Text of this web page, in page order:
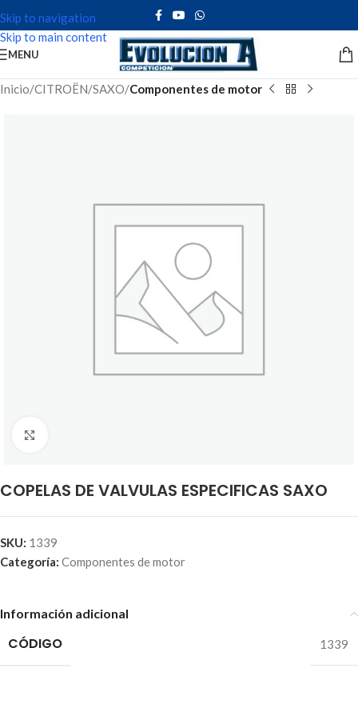
Skip to navigation
Skip to main content
MENU
Inicio CITROËN SAXO Componentes de motor
COPELAS DE VALVULAS ESPECIFICAS SAXO
SKU: 1339
Categoría: Componentes de motor
Información adicional
CÓDIGO 1339